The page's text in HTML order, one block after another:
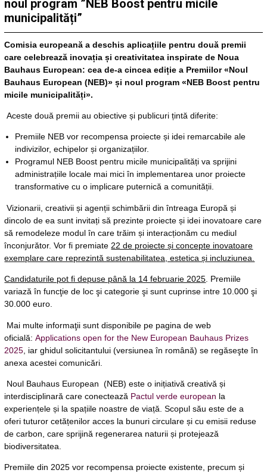
noul program ”NEB Boost pentru micile
municipalități”
Comisia europeană a deschis aplicațiile pentru două premii
care celebrează inovația și creativitatea inspirate de Noua
Bauhaus European: cea de-a cincea ediție a Premiilor «Noul
Bauhaus European (NEB)» și noul program «NEB Boost pentru
micile municipalități».
Aceste două premii au obiective și publicuri țintă diferite:
Premiile NEB vor recompensa proiecte și idei remarcabile ale
indivizilor, echipelor și organizațiilor.
Programul NEB Boost pentru micile municipalități va sprijini
administrațiile locale mai mici în implementarea unor proiecte
transformative cu o implicare puternică a comunității.
Vizionarii, creativii și agenții schimbării din întreaga Europă și
dincolo de ea sunt invitați să prezinte proiecte și idei inovatoare care
să remodeleze modul în care trăim și interacționăm cu mediul
înconjurător. Vor fi premiate 22 de proiecte și concepte inovatoare
exemplare care reprezintă sustenabilitatea, estetica și incluziunea.
Candidaturile pot fi depuse până la 14 februarie 2025 . Premiile
variază în funcţie de loc şi categorie şi sunt cuprinse intre 10.000 şi
30.000 euro.
Mai multe informaţii sunt disponibile pe pagina de web
oficială:Applications open for the New European Bauhaus Prizes
2025 , iar ghidul solicitantului (versiunea în română) se regăseşte în
anexa acestei comunicări.
Noul Bauhaus European (NEB) este o inițiativă creativă și
interdisciplinară care conectează Pactul verde european la
experiențele și la spațiile noastre de viață. Scopul său este de a
oferi tuturor cetățenilor acces la bunuri circulare și cu emisii reduse
de carbon, care sprijină regenerarea naturii și protejează
biodiversitatea.
Premiile din 2025 vor recompensa proiecte existente, precum și